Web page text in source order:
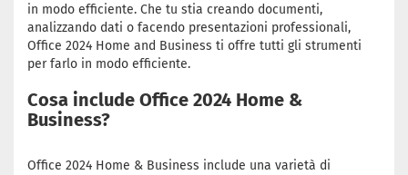
in modo efficiente. Che tu stia creando documenti,
analizzando dati o facendo presentazioni professionali,
Office 2024 Home and Business ti offre tutti gli strumenti
per farlo in modo efficiente.
Cosa include Office 2024 Home &
Business?
Office 2024 Home & Business include una varietà di